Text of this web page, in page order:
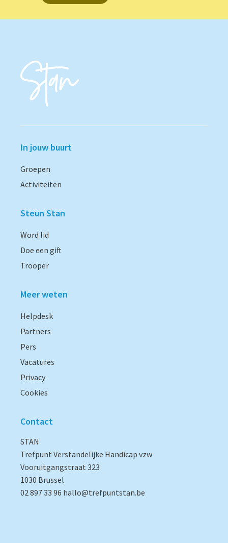
In jouw buurt
Groepen
Activiteiten
Steun Stan
Word lid
Doe een gift
Trooper
Meer weten
Helpdesk
Partners
Pers
Vacatures
Privacy
Cookies
Contact
STAN
Trefpunt Verstandelijke Handicap vzw
Vooruitgangstraat 323
1030 Brussel
02 897 33 96 hallo@trefpuntstan.be